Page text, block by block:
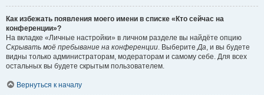
Как избежать появления моего имени в списке «Кто сейчас на
конференции»?
На вкладке «Личные настройки» в личном разделе вы найдёте опцию
Скрывать моё пребывание на конференции. ВыберитеДа, и вы будете
видны только администраторам, модераторам и самому себе. Для всех
остальных вы будете скрытым пользователем.
Вернуться к началу